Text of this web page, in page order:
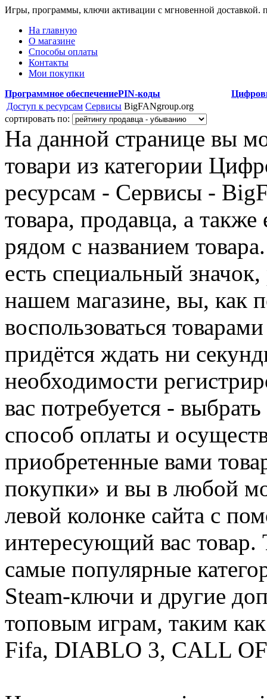
Игры, программы, ключи активации с мгновенной доставкой.
На главную
О магазине
Способы оплаты
Контакты
Мои покупки
Программное обеспечениеPIN-коды
Доступ к ресурсам Сервисы BigFANgroup.org
сортировать по:
На данной странице вы
товари из категории
ресурсам - Сервисы -
товара, продавца, а
рядом с названием
есть специальный
нашем магазине, вы, как
воспользоваться
придётся ждать ни
необходимости
вас потребуется -
способ оплаты и
приобретенные вами
покупки» и вы в любой
левой колонке сайта с
интересующий вас
самые популярные
Steam-ключи и другие
топовым играм, таким
Fifa, DIABLO 3, CALL